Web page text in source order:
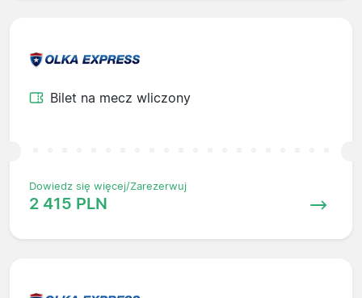
Bilet na mecz wliczony
Dowiedz się więcej/Zarezerwuj
2 415 PLN